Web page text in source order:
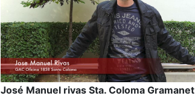
José Manuel rivas Sta. Coloma Gramanet